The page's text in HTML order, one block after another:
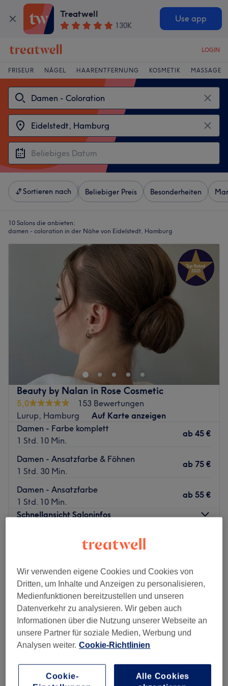
Treatwell
130K
Use app
LOGIN
FRISEUR NÄGEL HAARENTFERNUNG KOSMETIK MASSAGE
Sortieren nach Beliebiger Preis Besonderheiten
10 Salons die anbieten:
damen - coloration in der Nähe von Eidelstedt, Hamburg
Beauty by Nalan in Rose Cosmetic
5,0
153 Bewertungen
Lurup, Hamburg
Auf Karte anzeigen
Damen - Farbe komplett
1 Std. 10 Min.
ab 45 €
Damen - Ansatzfarbe & Föhnen
1 Std. 30 Min.
ab 75 €
Damen - Ansatzfarbe
1 Std. 10 Min.
ab 55 €
Schnellansicht Saloninfos
Mittwoch
09:00– 19:00
Donnerstag
09:00–19:00
Freitag
09:00–19:00
Samstag
09:00–16:00
Sonntag
Geschlossen
Beauty by Nalan ist ein renommierter Friseur, der in
einzigartiges Erlebnis, bei dem der Kunde im Mittelpunkt
Wir verwenden eigene Cookies und Cookies von
Dritten, um Inhalte und Anzeigen zu personalisieren,
Medienfunktionen bereitzustellen und unseren
Datenverkehr zu analysieren. Wir geben auch
Informationen über die Nutzung unserer Webseite an
unsere Partner für soziale Medien, Werbung und
Analysen weiter. Cookie-Richtlinien
Cookie-
Alle Cookies